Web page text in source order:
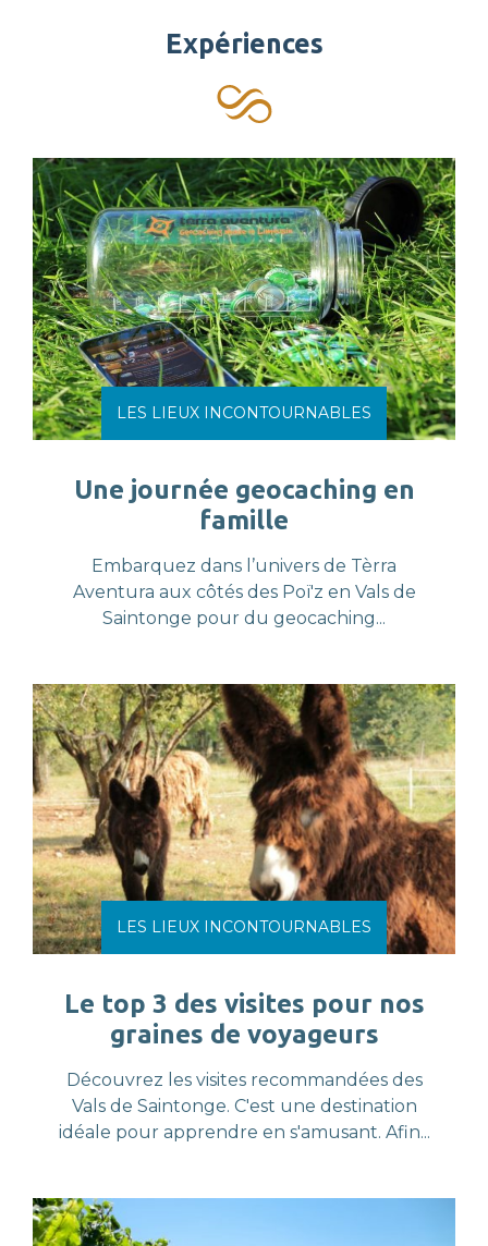
Expériences
LES LIEUX INCONTOURNABLES
Une journée geocaching en
famille
Embarquez dans l’univers de Tèrra
Aventura aux côtés des Poï'z en Vals de
Saintonge pour du geocaching...
LES LIEUX INCONTOURNABLES
Le top 3 des visites pour nos
graines de voyageurs
Découvrez les visites recommandées des
Vals de Saintonge. C'est une destination
idéale pour apprendre en s'amusant. Afin...